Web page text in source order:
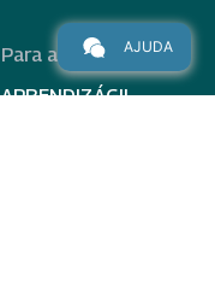
Para alunos
APRENDIZÁGIL
AJUDA